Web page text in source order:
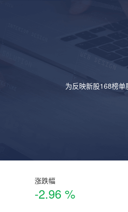
为反映新股168榜单
涨跌幅
-2.96 %